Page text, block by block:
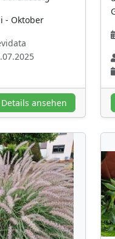
- Oktober
ansehen